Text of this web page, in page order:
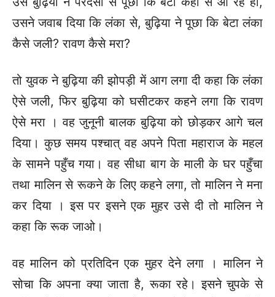
उसने जवाब दिया कि लंका से, बुढ़िया ने पूछा कि बेटा लंका
कैसे जली? रावण कैसे मरा?
तो युवक ने बुढ़िया की झोपड़ी में आग लगा दी कहा कि लंका
ऐसे जली, फिर बुढ़िया को घसीटकर कहने लगा कि रावण
ऐसे मरा । वह जुनूनी बालक बुढ़िया को छोड़कर आगे चल
दिया। कुछ समय पश्चात् वह अपने पिता महाराज के महल
के सामने पहुँच गया। वह सीधा बाग के माली के घर पहुँचा
तथा मालिन से रूकने के लिए कहने लगा, तो मालिन ने मना
कर दिया । इस पर इसने एक मुहर उसे दी तो मालिन ने
कहा कि रूक जाओ।
वह मालिन को प्रतिदिन एक मुहर देने लगा । मालिन ने
सोचा कि अपना क्या जाता है, रूका रहे। इसने चुपके से